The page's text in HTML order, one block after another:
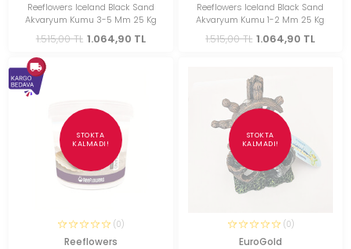
Reeflowers Iceland Black Sand
Akvaryum Kumu 3-5 Mm 25 Kg
1.515,00 TL 1.064,90 TL
Reeflowers Iceland Black Sand
Akvaryum Kumu 1-2 Mm 25 Kg
1.515,00 TL 1.064,90 TL
STOKTA
KALMADI!
(0)
Reeflowers
STOKTA
KALMADI!
(0)
EuroGold